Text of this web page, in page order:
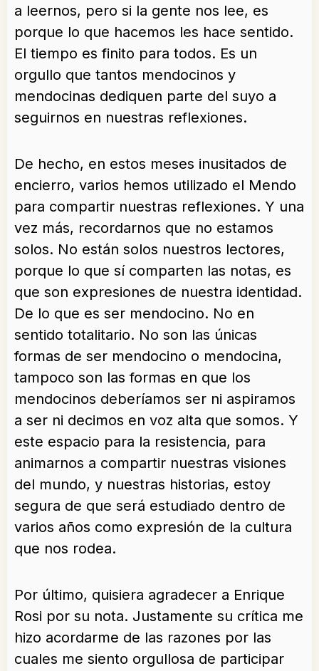
a leernos, pero si la gente nos lee, es
porque lo que hacemos les hace sentido.
El tiempo es finito para todos. Es un
orgullo que tantos mendocinos y
mendocinas dediquen parte del suyo a
seguirnos en nuestras reflexiones.
De hecho, en estos meses inusitados de
encierro, varios hemos utilizado el Mendo
para compartir nuestras reflexiones. Y una
vez más, recordarnos que no estamos
solos. No están solos nuestros lectores,
porque lo que sí comparten las notas, es
que son expresiones de nuestra identidad.
De lo que es ser mendocino. No en
sentido totalitario. No son las únicas
formas de ser mendocino o mendocina,
tampoco son las formas en que los
mendocinos deberíamos ser ni aspiramos
a ser ni decimos en voz alta que somos. Y
este espacio para la resistencia, para
animarnos a compartir nuestras visiones
del mundo, y nuestras historias, estoy
segura de que será estudiado dentro de
varios años como expresión de la cultura
que nos rodea.
Por último, quisiera agradecer a Enrique
Rosi por su nota. Justamente su crítica me
hizo acordarme de las razones por las
cuales me siento orgullosa de participar